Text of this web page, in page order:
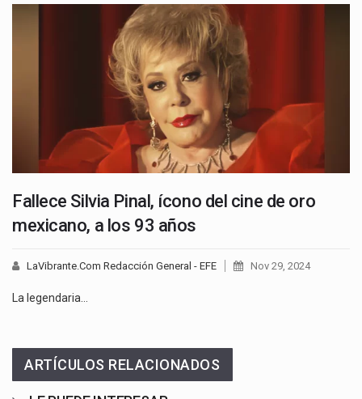
Fallece Silvia Pinal, ícono del cine de oro
mexicano, a los 93 años
LaVibrante.Com Redacción General - EFE Nov 29, 2024
La legendaria…
ARTÍCULOS RELACIONADOS